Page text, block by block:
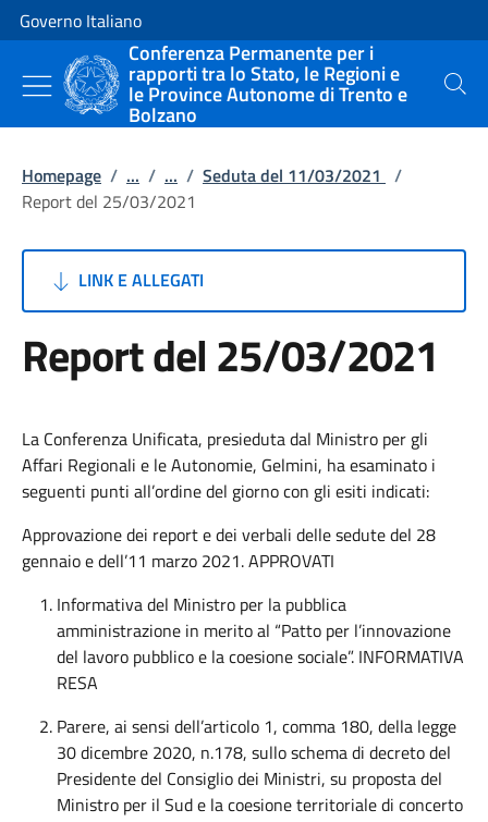
Vai al contenuto
Vai alla navigazione del sito
Governo Italiano
Conferenza Permanente per i
rapporti tra lo Stato, le Regioni e
le Province Autonome di Trento e
Bolzano
Cerca
Homepage / ... / ... / Seduta del 11/03/2021 /
Report del 25/03/2021
LINK E ALLEGATI
Report del 25/03/2021
La Conferenza Unificata, presieduta dal Ministro per gli
Affari Regionali e le Autonomie, Gelmini, ha esaminato i
seguenti punti all’ordine del giorno con gli esiti indicati:
Approvazione dei report e dei verbali delle sedute del 28
gennaio e dell’11 marzo 2021. APPROVATI
Informativa del Ministro per la pubblica
amministrazione in merito al “Patto per l’innovazione
del lavoro pubblico e la coesione sociale”. INFORMATIVA
RESA
Parere, ai sensi dell’articolo 1, comma 180, della legge
30 dicembre 2020, n.178, sullo schema di decreto del
Presidente del Consiglio dei Ministri, su proposta del
Ministro per il Sud e la coesione territoriale di concerto